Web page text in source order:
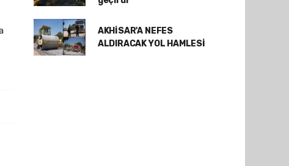
AKHİSAR'A NEFES
ALDIRACAK YOL HAMLESİ